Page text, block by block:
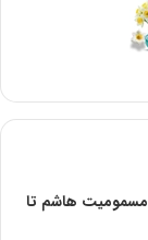
مسمومیت هاشم تا